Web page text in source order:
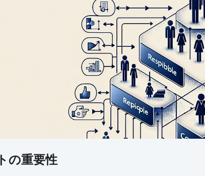
の重要性